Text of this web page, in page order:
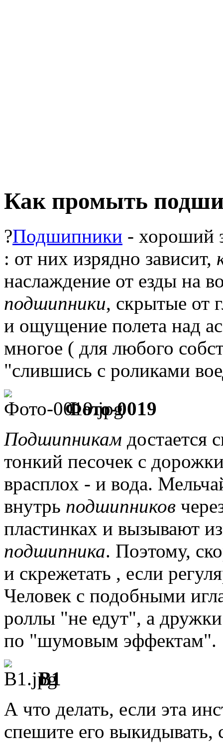
Как промыть
?Подшипники - хороший
: от них изрядно зависит,
наслаждение от езды на
подшипники, скрытые от
и ощущение полета над
многое ( для любого
"слившись с роликами
Фото-0019
Подшипникам достается
тонкий песочек с
врасплох - и вода.
внутрь подшипников
пластинках и вызывают
подшипника. Поэтому,
и скрежетать , если
Человек с подобными
роллы "не едут", а
по "шумовым эффектам".
В1
А что делать, если эта
спешите его выкидывать,